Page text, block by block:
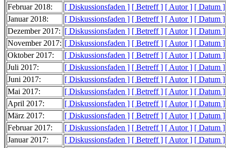
Februar 2018:
[ Diskussionsfaden ] [ Betreff ] [ Autor ] [ Datum ]
Januar 2018:
[ Diskussionsfaden ] [ Betreff ] [ Autor ] [ Datum ]
Dezember 2017: [ Diskussionsfaden ] [ Betreff ] [ Autor ] [ Datum ]
November 2017: [ Diskussionsfaden ] [ Betreff ] [ Autor ] [ Datum ]
Oktober 2017:
[ Diskussionsfaden ] [ Betreff ] [ Autor ] [ Datum ]
Juli 2017:
[ Diskussionsfaden ] [ Betreff ] [ Autor ] [ Datum ]
Juni 2017:
[ Diskussionsfaden ] [ Betreff ] [ Autor ] [ Datum ]
Mai 2017:
[ Diskussionsfaden ] [ Betreff ] [ Autor ] [ Datum ]
April 2017:
[ Diskussionsfaden ] [ Betreff ] [ Autor ] [ Datum ]
März 2017:
[ Diskussionsfaden ] [ Betreff ] [ Autor ] [ Datum ]
Februar 2017:
[ Diskussionsfaden ] [ Betreff ] [ Autor ] [ Datum ]
Januar 2017:
[ Diskussionsfaden ] [ Betreff ] [ Autor ] [ Datum ]